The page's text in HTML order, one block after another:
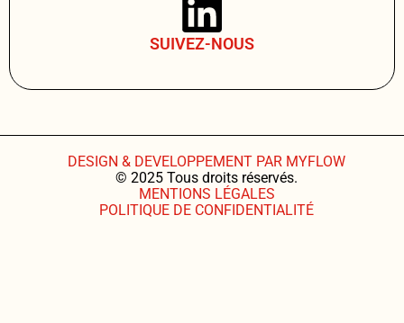
SUIVEZ-NOUS
DESIGN & DEVELOPPEMENT PAR MYFLOW
© 2025 Tous droits réservés.
MENTIONS LÉGALES
POLITIQUE DE CONFIDENTIALITÉ